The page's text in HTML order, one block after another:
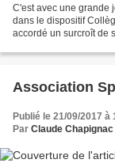
C'est avec une grande
dans le dispositif
accordé un surcroît de
Association
Publié le 21/09/2017 à
Par Claude Chapignac